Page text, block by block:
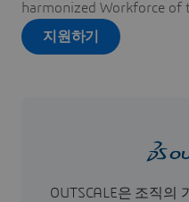
harmonized Workforce of
지원하기
OUTSCALE은 조직의